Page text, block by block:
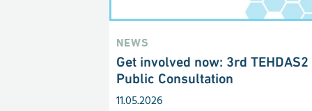
NEWS
Get involved now: 3rd TEHDAS2
Public Consultation
11.05.2026